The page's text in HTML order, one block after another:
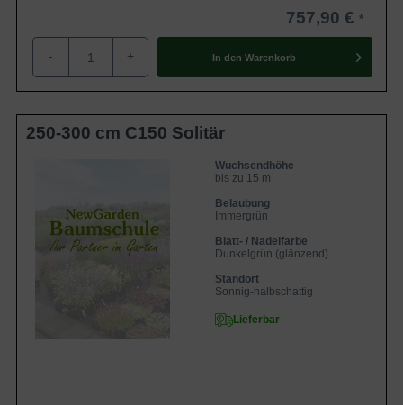
757,90 €
- + In den Warenkorb
250-300 cm C150 Solitär
Wuchsendhöhe
bis zu 15 m
Belaubung
Immergrün
Blatt- / Nadelfarbe
Dunkelgrün (glänzend)
Standort
Sonnig-halbschattig
Lieferbar